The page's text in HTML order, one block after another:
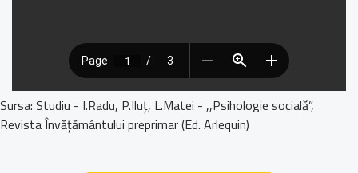
Sursa: Studiu - I.Radu, P.Iluț, L.Matei - ,,Psihologie socială”,
Revista Învățământului preprimar (Ed. Arlequin)